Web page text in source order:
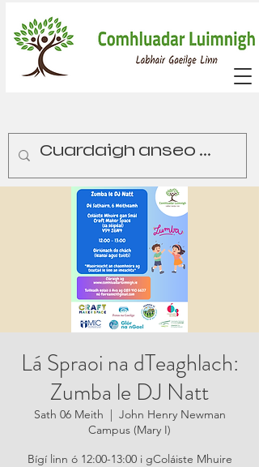
Lá Spraoi na dTeaghlach:
Zumba le DJ Natt
Sath 06 Meith
  |
John Henry Newman
Campus (Mary I)
Bígí linn ó 12:00-13:00 i gColáiste Mhuire